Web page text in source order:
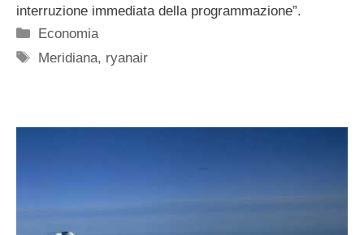
interruzione immediata della programmazione”.
Categorie
Economia
Tag
Meridiana, ryanair